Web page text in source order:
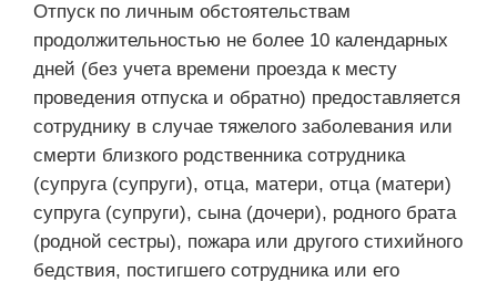
Отпуск по личным обстоятельствам
продолжительностью не более 10 календарных
дней (без учета времени проезда к месту
проведения отпуска и обратно) предоставляется
сотруднику в случае тяжелого заболевания или
смерти близкого родственника сотрудника
(супруга (супруги), отца, матери, отца (матери)
супруга (супруги), сына (дочери), родного брата
(родной сестры), пожара или другого стихийного
бедствия, постигшего сотрудника или его